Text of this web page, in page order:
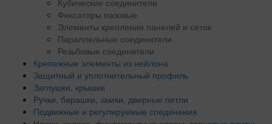
Кубические соединители
Фиксаторы пазовые
Элементы крепления панелей и сеток
Параллельные соединители
Резьбовые соединители
Крепежные элементы из нейлона
Защитный и уплотнительный профиль
Заглушки, крышки
Ручки, барашки, замки, дверные петли
Подвижные и регулируемые соединения